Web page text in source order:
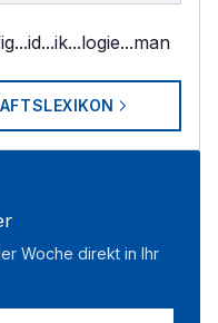
...id...ik...logie...man
Woche direkt in Ihr